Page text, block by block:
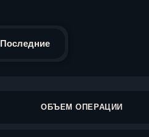
Последние
ОБЪЕМ ОПЕРАЦИИ